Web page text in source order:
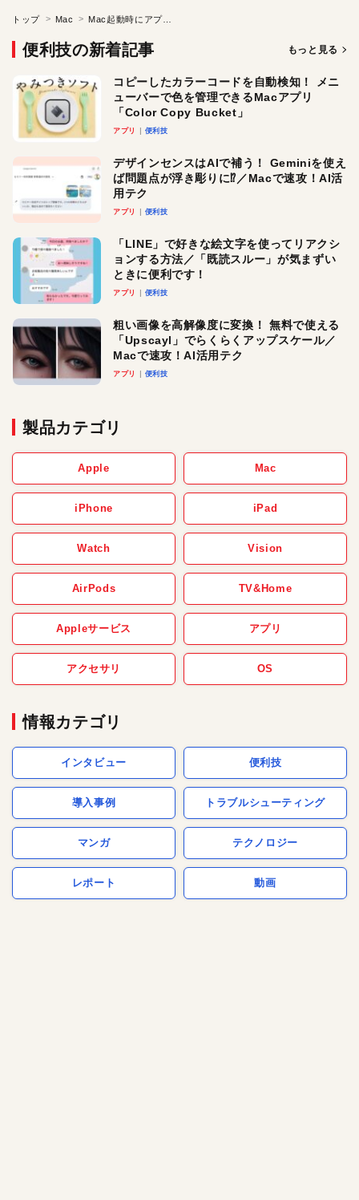
トップ Mac Mac起動時にアプリが勝手に開く！ 停止する方法は？ 「システム設定」の「ログイン項目」を見直そう
便利技の新着記事 もっと見る
コピーしたカラーコードを自動検知！ メニ
ューバーで色を管理できるMacアプリ
「Color Copy Bucket」
アプリ 便利技
デザインセンスはAIで補う！ Geminiを使え
ば問題点が浮き彫りに⁉︎／Macで速攻！AI活
用テク
アプリ 便利技
「LINE」で好きな絵文字を使ってリアクシ
ョンする方法／「既読スルー」が気まずい
ときに便利です！
アプリ 便利技
粗い画像を高解像度に変換！ 無料で使える
「Upscayl」でらくらくアップスケール／
Macで速攻！AI活用テク
アプリ 便利技
製品カテゴリ
Apple Mac
iPhone iPad
Watch Vision
AirPods TV&Home
Appleサービス アプリ
アクセサリ OS
情報カテゴリ
インタビュー 便利技
導入事例 トラブルシューティング
マンガ テクノロジー
レポート 動画